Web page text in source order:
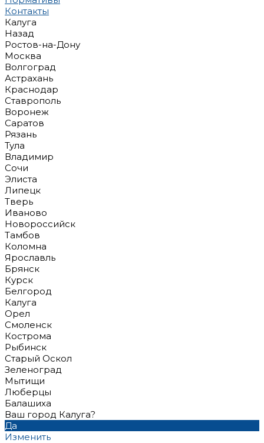
Контакты
Калуга
Назад
Ростов-на-Дону
Москва
Волгоград
Астрахань
Краснодар
Ставрополь
Воронеж
Саратов
Рязань
Тула
Владимир
Сочи
Элиста
Липецк
Тверь
Иваново
Новороссийск
Тамбов
Коломна
Ярославль
Брянск
Курск
Белгород
Калуга
Орел
Смоленск
Кострома
Рыбинск
Старый Оскол
Зеленоград
Мытищи
Люберцы
Балашиха
Ваш город Калуга?
Да
Изменить